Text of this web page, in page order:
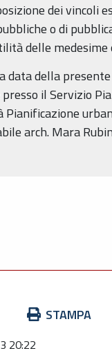
dei vincoli
o di
delle medesime
data della
il Servizio
Pianificazione
arch. Mara
STAMPA
20:22